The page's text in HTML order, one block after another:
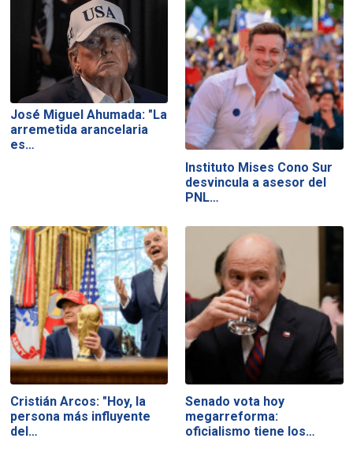
José Miguel Ahumada: "La
arremetida arancelaria
es…
Instituto Mises Cono Sur
desvincula a asesor del
PNL…
Cristián Arcos: "Hoy, la
persona más influyente
del…
Senado vota hoy
megarreforma:
oficialismo tiene los…